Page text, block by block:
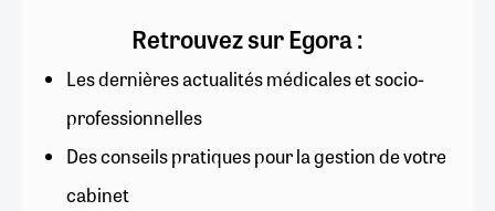
Retrouvez sur Egora :
Les dernières actualités médicales et socio-
professionnelles
Des conseils pratiques pour la gestion de votre
cabinet